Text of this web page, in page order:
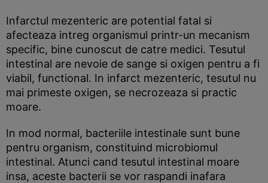
Infarctul mezenteric are potential fatal si
afecteaza intreg organismul printr-un mecanism
specific, bine cunoscut de catre medici. Tesutul
intestinal are nevoie de sange si oxigen pentru a fi
viabil, functional. In infarct mezenteric, tesutul nu
mai primeste oxigen, se necrozeaza si practic
moare.
In mod normal, bacteriile intestinale sunt bune
pentru organism, constituind microbiomul
intestinal. Atunci cand tesutul intestinal moare
insa, aceste bacterii se vor raspandi inafara